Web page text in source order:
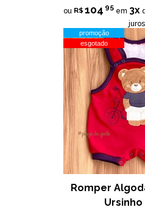
ou R$ 104 95 em 3x
juros
promoção
esgotado
Romper
Ursinho